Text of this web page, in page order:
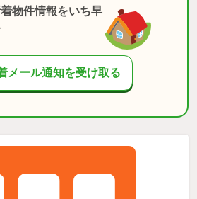
物件情報をいち早
メール通知を受け取る